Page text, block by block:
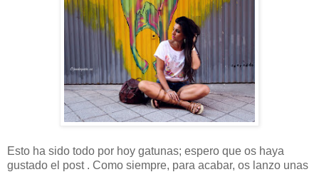
Esto ha sido todo por hoy gatunas; espero que os haya
gustado el post . Como siempre, para acabar, os lanzo unas